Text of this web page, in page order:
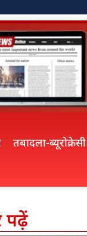
तबादला-ब्यूरोक्रेसी